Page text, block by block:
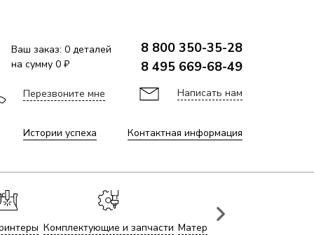
Ваш заказ: 0деталей
на сумму 0 ₽
8 800 350-35-28
8 495 669-68-49
Перезвоните мне Написать нам
Истории успеха Контактная информация
Комплектующие и запчасти Материалы для лазерной